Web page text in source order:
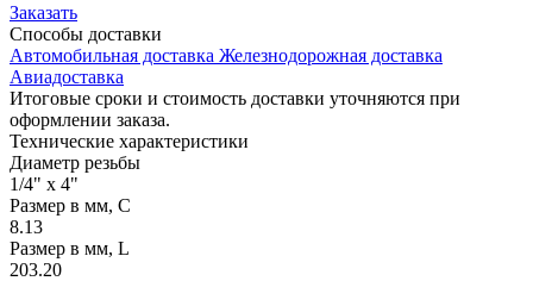
Заказать
Способы доставки
Автомобильная доставка Железнодорожная доставка
Авиадоставка
Итоговые сроки и стоимость доставки уточняются при
оформлении заказа.
Технические характеристики
Диаметр резьбы
1/4" x 4"
Размер в мм, С
8.13
Размер в мм, L
203.20